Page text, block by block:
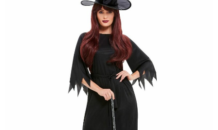
Sieťované pančuchy, čierne
4,30 €